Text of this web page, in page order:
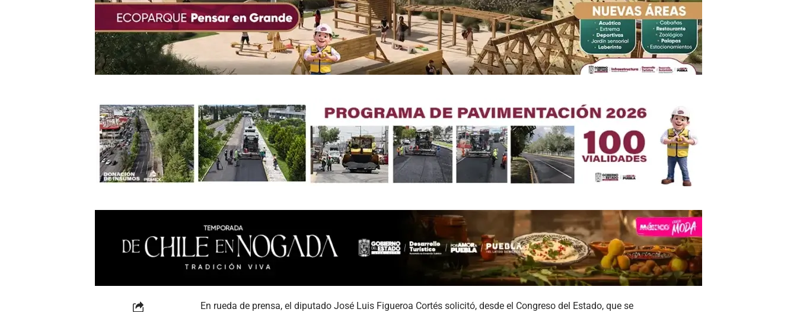
En rueda de prensa, el diputado José Luis Figueroa Cortés solicitó, desde el Congreso del Estado, que se